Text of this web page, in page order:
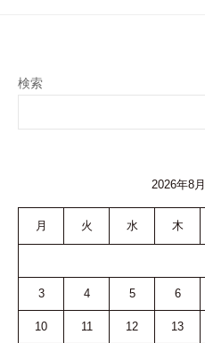
シ
ン
検索
2026年8月
月 火 水 木
3 4 5 6
10 11 12 13